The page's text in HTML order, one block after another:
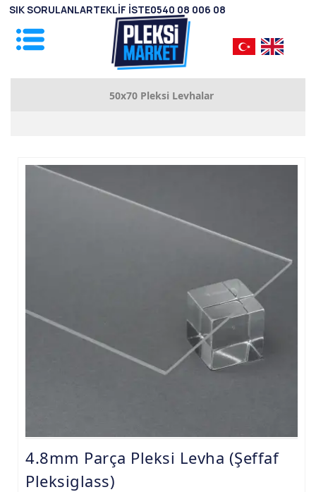
50x70 Pleksi Levhalar
2.8mm Pleksi Levhalar
9.8mm Pleksi Levhalar
15mm Pleksi Levhalar
4.8mm Parça Pleksi Levha (Şeffaf
Pleksiglass)
SIK SORULANLARTEKLİF İSTE0540 08 006 08